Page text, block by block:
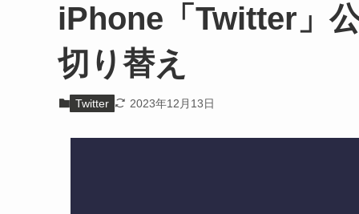
iPhone「Twitter」
切り替え
Twitter 2023年12月13日